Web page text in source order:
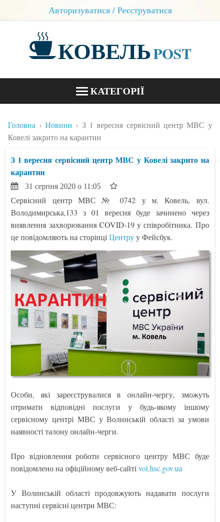
Авторизуватися / Реєструватися
КОВЕЛЬPOST
КАТЕГОРІЇ
БЛОГИ
КОНТАКТИ
Головна Новини
З 1 вересня сервісний центр МВС у
Ковелі закрито на карантин
З 1 вересня сервісний центр МВС у Ковелі закрито на
карантин
31 серпня 2020 о 11:05
Сервісний центр МВС № 0742 у м. Ковель, вул.
Володимирська,133 з 01 вересня буде зачинено через
виявлення захворювання COVID-19 у співробітника. Про
це повідомляють на сторінціЦентруу Фейсбук.
Особи, які зареєструвалися в онлайн-чергу, зможуть
отримати відповідні послуги у будь-якому іншому
сервісному центрі МВС у Волинській області за умови
наявності талону онлайн-черги.
Про відновлення роботи сервісного центру МВС буде
повідомлено на офіційному веб-сайтіvol.hsc.gov.ua
У Волинській області продовжують надавати послуги
наступні сервісні центри МВС: